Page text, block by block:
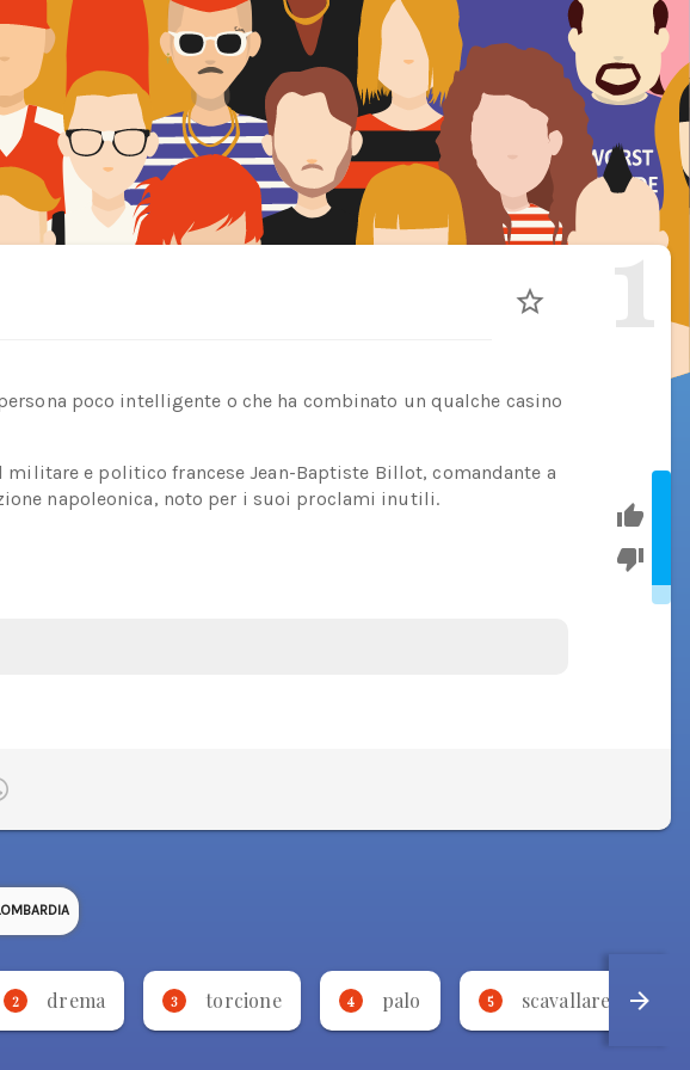
1
poco intelligente o che ha combinato un qualche casino
militare e politico francese Jean-Baptiste Billot, comandante a
napoleonica, noto per i suoi proclami inutili.
2 drema 3 torcione 4 palo 5 scavallare